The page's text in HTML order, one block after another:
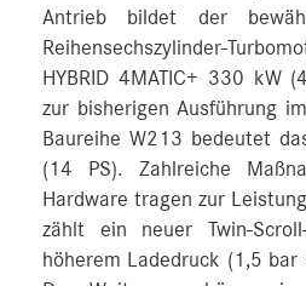
Antrieb bildet der
Reihensechszylinder-
HYBRID 4MATIC+ 330 kW
zur bisherigen Ausführung
Baureihe W213 bedeutet
(14 PS). Zahlreiche
Hardware tragen zur
zählt ein neuer Twin-
höherem Ladedruck (1,5